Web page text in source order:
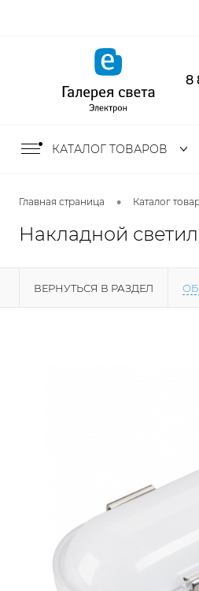
8
КАТАЛОГ ТОВАРОВ
Главная страница • Каталог
Накладной
ВЕРНУТЬСЯ В РАЗДЕЛ